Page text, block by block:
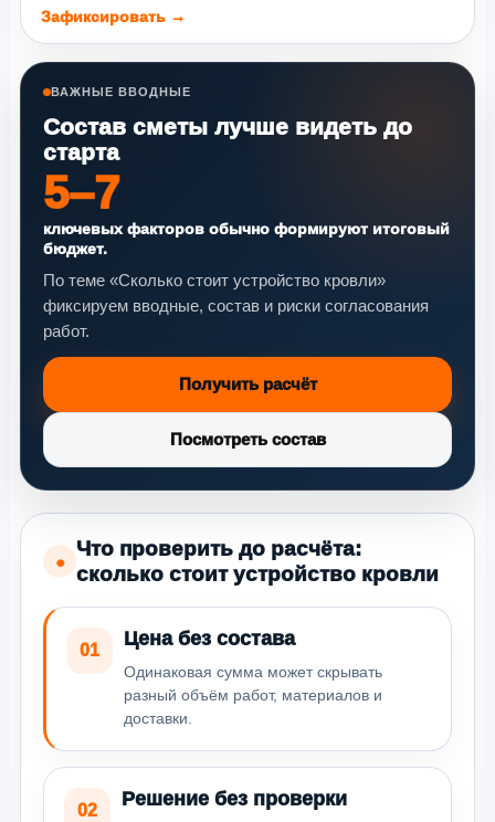
Зафиксировать →
ВАЖНЫЕ ВВОДНЫЕ
Состав сметы лучше видеть до
старта
5–7
ключевых факторов обычно формируют итоговый
бюджет.
По теме «Сколько стоит устройство кровли»
фиксируем вводные, состав и риски согласования
работ.
Получить расчёт
Посмотреть состав
●
Что проверить до расчёта:
сколько стоит устройство кровли
01
Цена без состава
Одинаковая сумма может скрывать
разный объём работ, материалов и
доставки.
02
Решение без проверки